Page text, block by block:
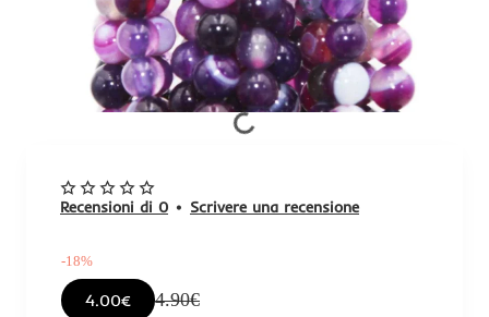
Recensioni di 0 • Scrivere una recensione
-18%
4.00€ 4.90€